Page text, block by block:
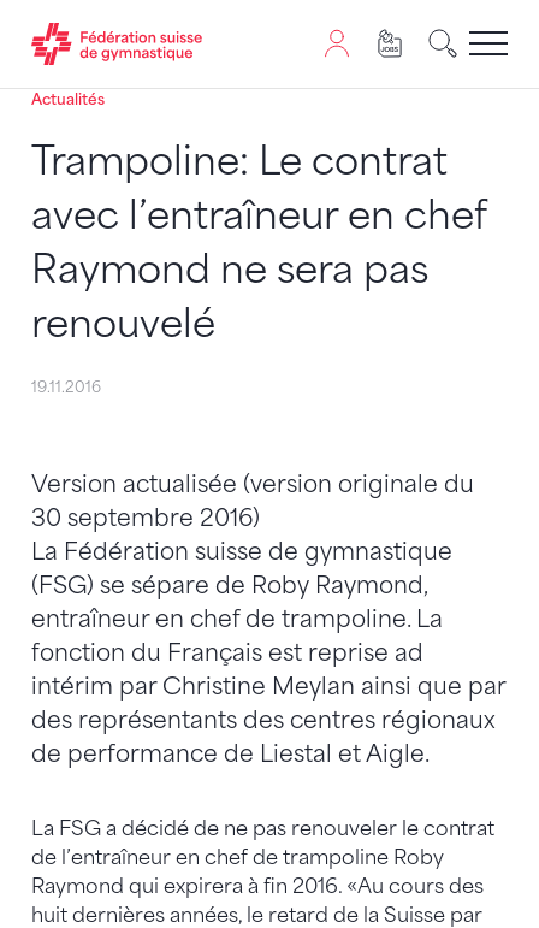
Passer au contenu
Naviguer vers le plan du siten
JavaScript est nécessaire pour naviguer sur ce site.
Actualités
Trampoline: Le contrat
avec l’entraîneur en chef
Raymond ne sera pas
renouvelé
19.11.2016
Version actualisée (version originale du
30 septembre 2016)
La Fédération suisse de gymnastique
(FSG) se sépare de Roby Raymond,
entraîneur en chef de trampoline. La
fonction du Français est reprise ad
intérim par Christine Meylan ainsi que par
des représentants des centres régionaux
de performance de Liestal et Aigle.
La FSG a décidé de ne pas renouveler le contrat
de l’entraîneur en chef de trampoline Roby
Raymond qui expirera à fin 2016. «Au cours des
huit dernières années, le retard de la Suisse par